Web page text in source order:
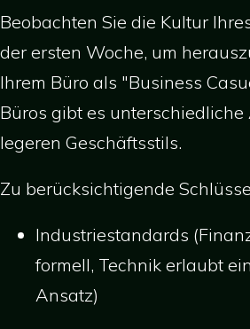
Beobachten Sie die Kultur
der ersten Woche, um
Ihrem Büro als "Business
Büros gibt es
legeren Geschäftsstils.
Zu berücksichtigende
Industriestandards
formell, Technik erlaubt
Ansatz)